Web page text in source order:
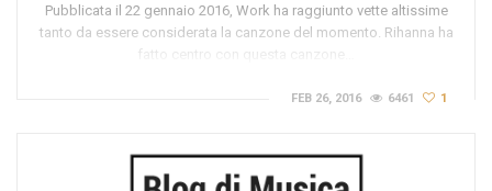
Pubblicata il 22 gennaio 2016, Work ha raggiunto vette altissime
tanto da essere considerata la canzone del momento. Rihanna ha
fatto centro con questa canzone…
FEB 26, 2016 6461 1